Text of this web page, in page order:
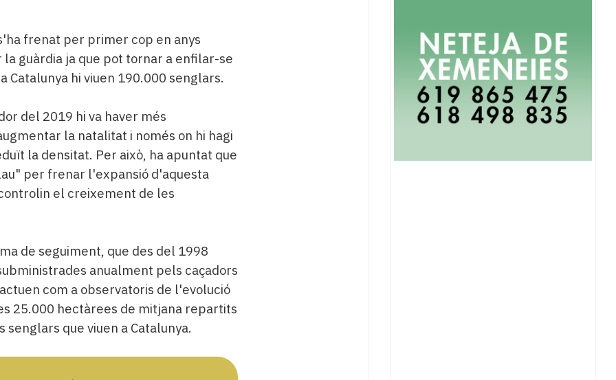
frenat per primer cop en anys
guàrdia ja que pot tornar a enfilar-se
Catalunya hi viuen 190.000 senglars.
del 2019 hi va haver més
la natalitat i només on hi hagi
la densitat. Per això, ha apuntat que
per frenar l'expansió d'aquesta
el creixement de les
de seguiment, que des del 1998
anualment pels caçadors
com a observatoris de l'evolució
25.000 hectàrees de mitjana repartits
que viuen a Catalunya.